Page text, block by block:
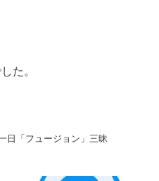
た。
日「フュージョン」三昧